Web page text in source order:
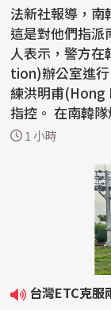
法新社報導，南
這是對他們指派南
人表示，警方
tion)辦公室進
練洪明甫(Hong
指控。 在
1 小時
台灣ETC克